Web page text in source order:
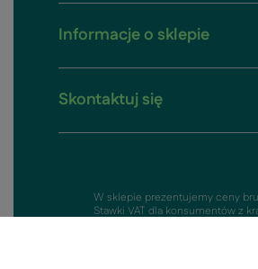
Informacje o sklepie
Skontaktuj się
W sklepie prezentujemy ceny
Stawki VAT dla konsumentów z